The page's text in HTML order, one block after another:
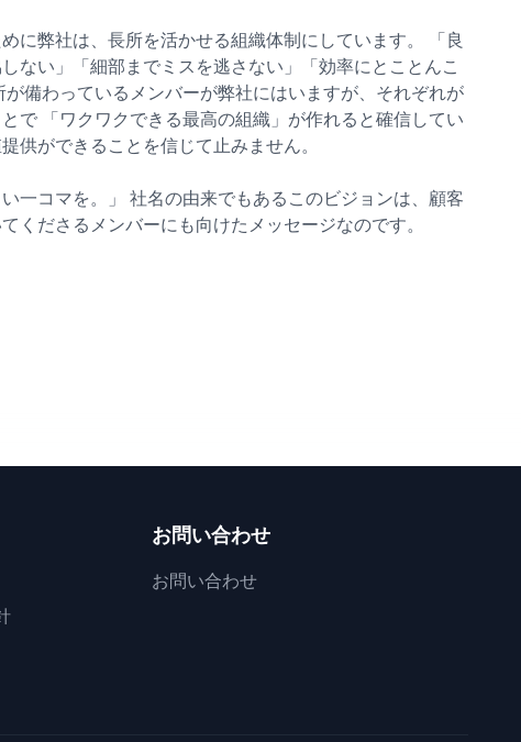
に弊社は、長所を活かせる組織体制にしています。 「良
ない」「細部までミスを逃さない」「効率にとことんこ
備わっているメンバーが弊社にはいますが、それぞれが
で 「ワクワクできる最高の組織」が作れると確信してい
供ができることを信じて止みません。
い一コマを。」 社名の由来でもあるこのビジョンは、顧客
くださるメンバーにも向けたメッセージなのです。
お問い合わせ
お問い合わせ